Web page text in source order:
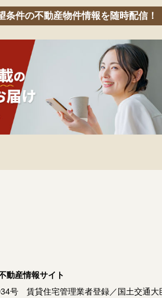
条件の不動産物件情報を随時配信！
産情報サイト
号
賃貸住宅管理業者登録／国土交通